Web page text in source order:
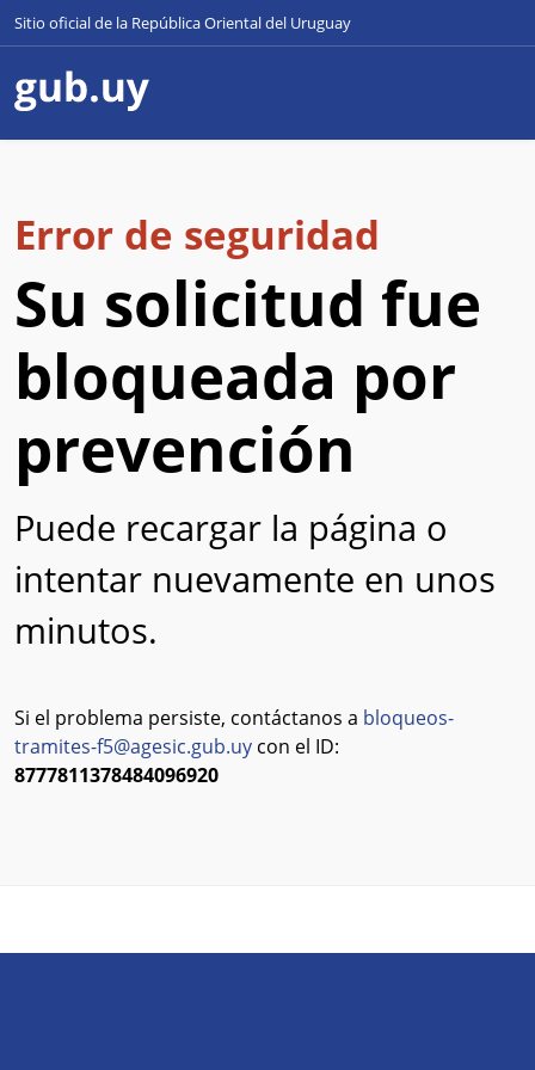
Sitio oficial de la República Oriental del Uruguay
Error de seguridad
Su solicitud fue
bloqueada por
prevención
Puede recargar la página o
intentar nuevamente en unos
minutos.
Si el problema persiste, contáctanos a bloqueos-
tramites-f5@agesic.gub.uy con el ID:
8777811378484096920